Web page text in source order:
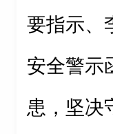
要指示、
安全警示
患，坚决